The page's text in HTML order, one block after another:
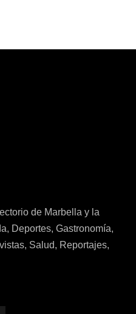
de Marbella y la
Deportes, Gastronomía,
Salud, Reportajes,